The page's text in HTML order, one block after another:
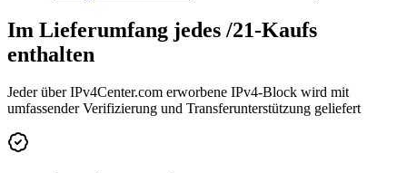
Im Lieferumfang jedes /21-Kaufs
enthalten
Jeder über IPv4Center.com erworbene IPv4-Block wird mit
umfassender Verifizierung und Transferunterstützung geliefert